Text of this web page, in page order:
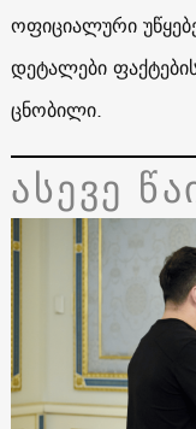
ოფიციალური
დეტალები
ცნობილი.
ასევე